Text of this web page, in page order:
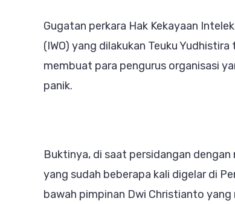
Gugatan perkara Hak Kekayaan
(IWO) yang dilakukan Teuku
membuat para pengurus organisasi
panik.
Buktinya, di saat persidangan
yang sudah beberapa kali digelar di
bawah pimpinan Dwi Christianto